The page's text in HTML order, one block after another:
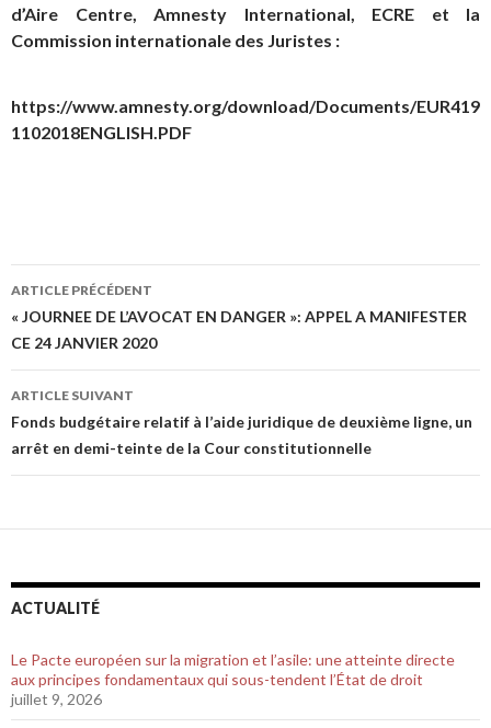
d’Aire Centre, Amnesty International, ECRE et la
Commission internationale des Juristes :
https://www.amnesty.org/download/Documents/EUR419
1102018ENGLISH.PDF
Navigation de l’article
ARTICLE PRÉCÉDENT
« JOURNEE DE L’AVOCAT EN DANGER »: APPEL A MANIFESTER
CE 24 JANVIER 2020
ARTICLE SUIVANT
Fonds budgétaire relatif à l’aide juridique de deuxième ligne, un
arrêt en demi-teinte de la Cour constitutionnelle
ACTUALITÉ
Le Pacte européen sur la migration et l’asile: une atteinte directe
aux principes fondamentaux qui sous-tendent l’État de droit
juillet 9, 2026